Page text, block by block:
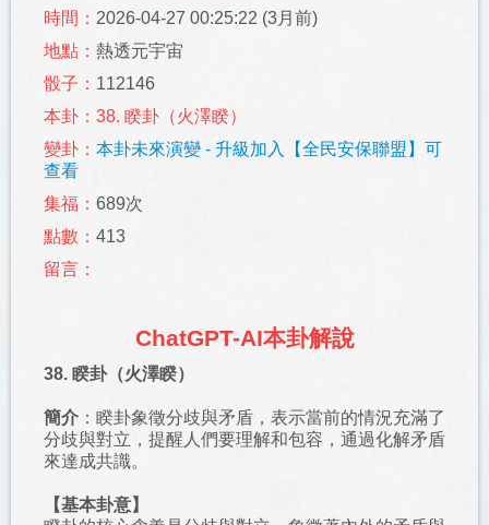
時間： 2026-04-27 00:25:22 (3月前)
地點： 熱透元宇宙
骰子： 112146
本卦：38. 睽卦（火澤睽）
變卦： 本卦未來演變 - 升級加入【全民安保聯盟】可
查看
集福： 689次
點數： 413
留言：
ChatGPT-AI本卦解說
38. 睽卦（火澤睽）
簡介 ：睽卦象徵分歧與矛盾，表示當前的情況充滿了
分歧與對立，提醒人們要理解和包容，通過化解矛盾
來達成共識。
【基本卦意】